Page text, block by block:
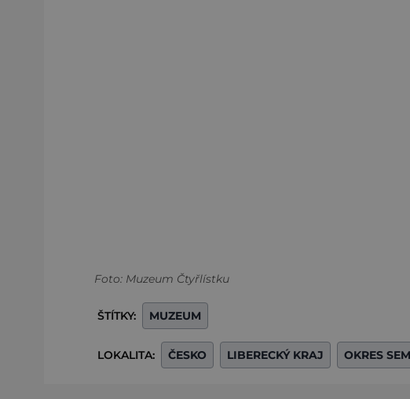
Foto: Muzeum Čtyřlístku
ŠTÍTKY: MUZEUM
LOKALITA: ČESKO LIBERECKÝ KRAJ OKRES